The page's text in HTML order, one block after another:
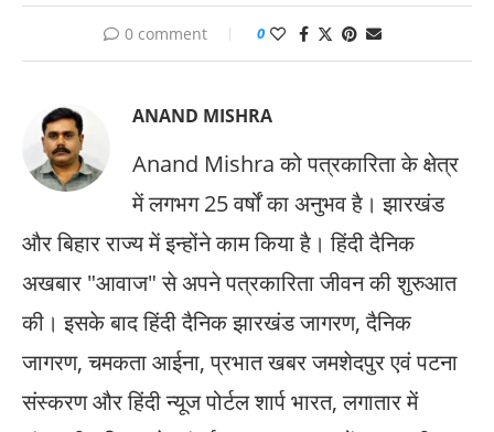
0 comment 0
ANAND MISHRA
Anand Mishra को पत्रकारिता के क्षेत्र
में लगभग 25 वर्षों का अनुभव है। झारखंड
और बिहार राज्य में इन्होंने काम किया है। हिंदी दैनिक
अखबार "आवाज" से अपने पत्रकारिता जीवन की शुरुआत
की। इसके बाद हिंदी दैनिक झारखंड जागरण, दैनिक
जागरण, चमकता आईना, प्रभात खबर जमशेदपुर एवं पटना
संस्करण और हिंदी न्यूज पोर्टल शार्प भारत, लगातार में